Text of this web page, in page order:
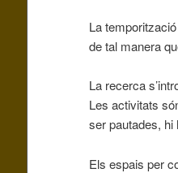
La
de tal manera
La recerca
Les activitats
ser pautades, hi
Els espais per